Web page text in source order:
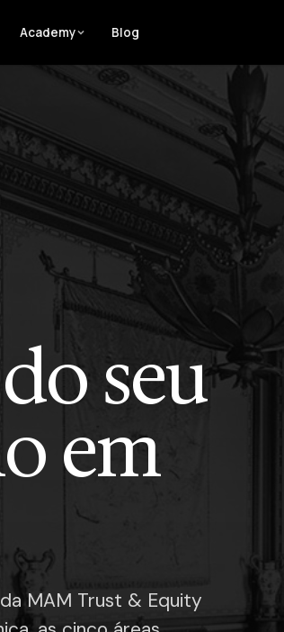
Academy Blog
seu
em
MAM Trust & Equity